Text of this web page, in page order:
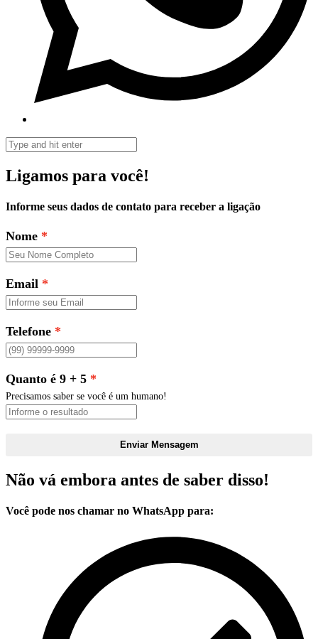
Ligamos para você!
Informe seus dados de contato para receber a ligação
Nome
Email
Telefone
Quanto é 9 + 5
Precisamos saber se você é um humano!
Enviar Mensagem
Não vá embora antes de saber disso!
Você pode nos chamar no WhatsApp para: